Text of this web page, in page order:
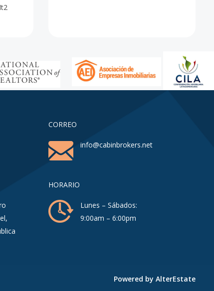
CORREO
info@cabinbrokers.net
HORARIO
Lunes – Sábados:
9:00am – 6:00pm
Powered by AlterEstate